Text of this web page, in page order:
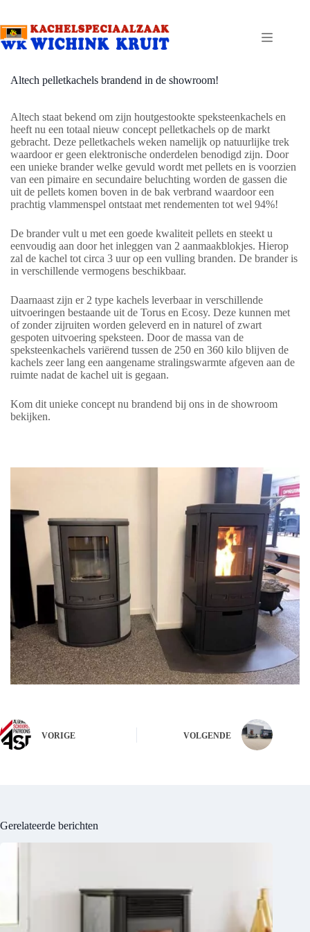
de
inhoud
Altech pelletkachels brandend in de showroom!
Altech staat bekend om zijn houtgestookte speksteenkachels en
heeft nu een totaal nieuw concept pelletkachels op de markt
gebracht. Deze pelletkachels weken namelijk op natuurlijke trek
waardoor er geen elektronische onderdelen benodigd zijn. Door
een unieke brander welke gevuld wordt met pellets en is voorzien
van een pimaire en secundaire beluchting worden de gassen die
uit de pellets komen boven in de bak verbrand waardoor een
prachtig vlammenspel ontstaat met rendementen tot wel 94%!
De brander vult u met een goede kwaliteit pellets en steekt u
eenvoudig aan door het inleggen van 2 aanmaakblokjes. Hierop
zal de kachel tot circa 3 uur op een vulling branden. De brander is
in verschillende vermogens beschikbaar.
Daarnaast zijn er 2 type kachels leverbaar in verschillende
uitvoeringen bestaande uit de Torus en Ecosy. Deze kunnen met
of zonder zijruiten worden geleverd en in naturel of zwart
gespoten uitvoering speksteen. Door de massa van de
speksteenkachels variërend tussen de 250 en 360 kilo blijven de
kachels zeer lang een aangename stralingswarmte afgeven aan de
ruimte nadat de kachel uit is gegaan.
Kom dit unieke concept nu brandend bij ons in de showroom
bekijken.
VORIGE VOLGENDE
Gerelateerde berichten